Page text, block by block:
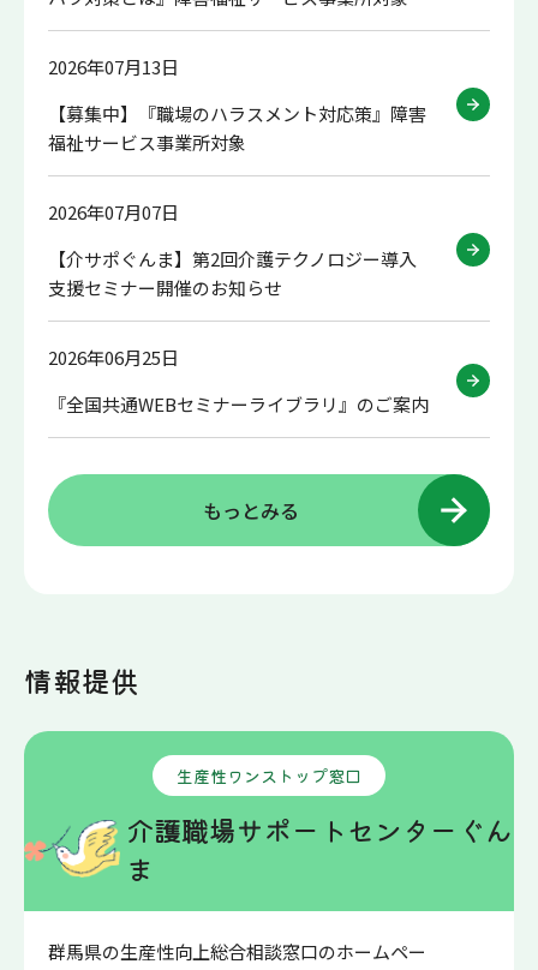
2026年07月13日
【募集中】『職場のハラスメント対応策』障害
福祉サービス事業所対象
2026年07月07日
【介サポぐんま】第2回介護テクノロジー導入
支援セミナー開催のお知らせ
2026年06月25日
『全国共通WEBセミナーライブラリ』のご案内
もっとみる
情報提供
生産性ワンストップ窓口
介護職場サポートセンターぐん
ま
群馬県の生産性向上総合相談窓口のホームペー